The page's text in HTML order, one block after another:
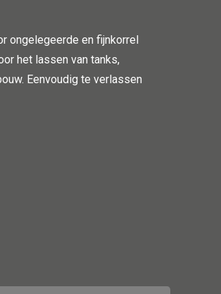
ongelegeerde en fijnkorrel
het lassen van tanks,
Eenvoudig te verlassen